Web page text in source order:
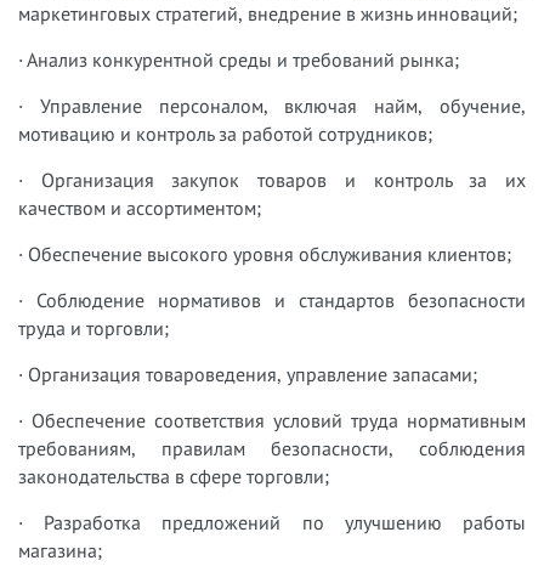
маркетинговых стратегий, внедрение в жизнь инноваций;
· Анализ конкурентной среды и требований рынка;
· Управление персоналом, включая найм, обучение,
мотивацию и контроль за работой сотрудников;
· Организация закупок товаров и контроль за их
качеством и ассортиментом;
· Обеспечение высокого уровня обслуживания клиентов;
· Соблюдение нормативов и стандартов безопасности
труда и торговли;
· Организация товароведения, управление запасами;
· Обеспечение соответствия условий труда нормативным
требованиям, правилам безопасности, соблюдения
законодательства в сфере торговли;
· Разработка предложений по улучшению работы
магазина;